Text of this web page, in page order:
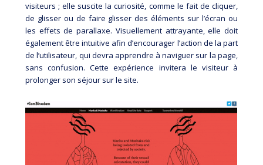
visiteurs ; elle suscite la curiosité, comme le fait de cliquer,
de glisser ou de faire glisser des éléments sur l’écran ou
les effets de parallaxe. Visuellement attrayante, elle doit
également être intuitive afin d’encourager l’action de la part
de l’utilisateur, qui devra apprendre à naviguer sur la page,
sans confusion. Cette expérience invitera le visiteur à
prolonger son séjour sur le site.